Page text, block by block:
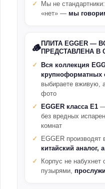
Мы не
«нет» — мы
🪵ПЛИТА EGGER —
ПРЕДСТАВЛЕНА В
Вся коллекция
крупноформатных
выбираете вживую,
фото
EGGER класса E1 —
без вредных
комнат
EGGER
китайский аналог,
Корпус не набухнет
пузырями,